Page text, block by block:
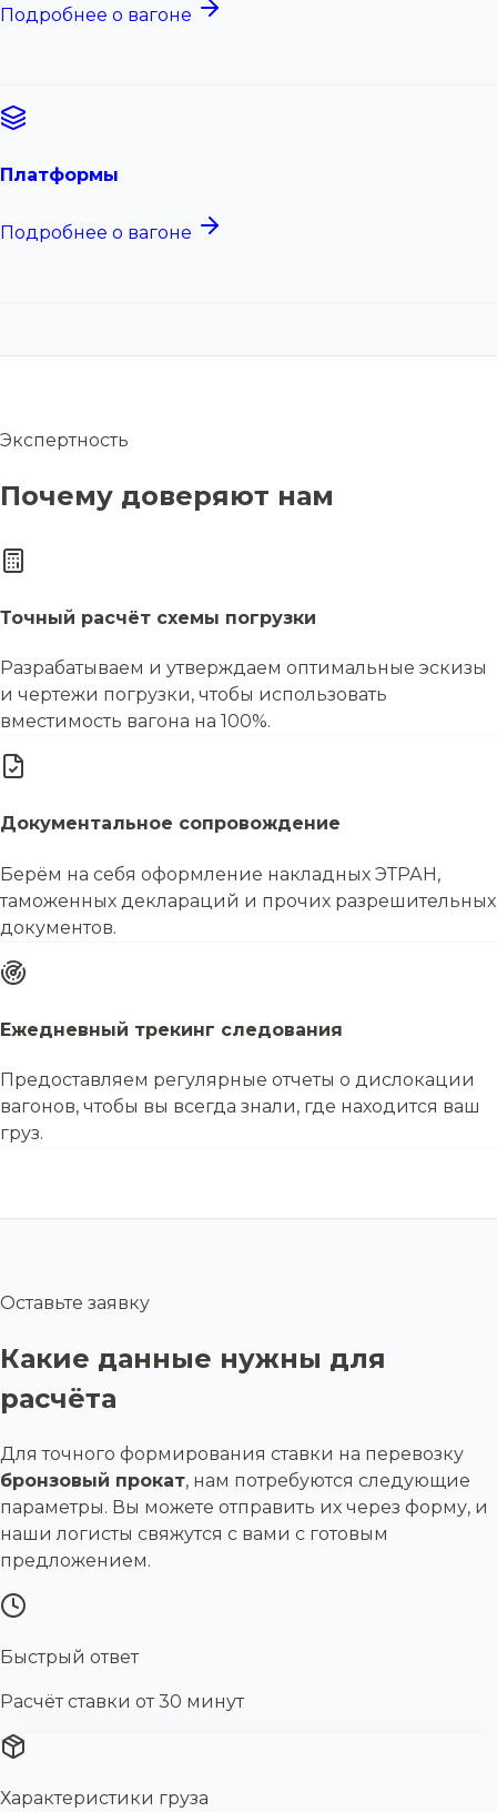
Подробнее о вагоне
Платформы
Подробнее о вагоне
Экспертность
Почему доверяют нам
Точный расчёт схемы погрузки
Разрабатываем и утверждаем оптимальные эскизы
и чертежи погрузки, чтобы использовать
вместимость вагона на 100%.
Документальное сопровождение
Берём на себя оформление накладных ЭТРАН,
таможенных деклараций и прочих разрешительных
документов.
Ежедневный трекинг следования
Предоставляем регулярные отчеты о дислокации
вагонов, чтобы вы всегда знали, где находится ваш
груз.
Оставьте заявку
Какие данные нужны для
расчёта
Для точного формирования ставки на перевозку
бронзовый прокат, нам потребуются следующие
параметры. Вы можете отправить их через форму, и
наши логисты свяжутся с вами с готовым
предложением.
Быстрый ответ
Расчёт ставки от 30 минут
Характеристики груза